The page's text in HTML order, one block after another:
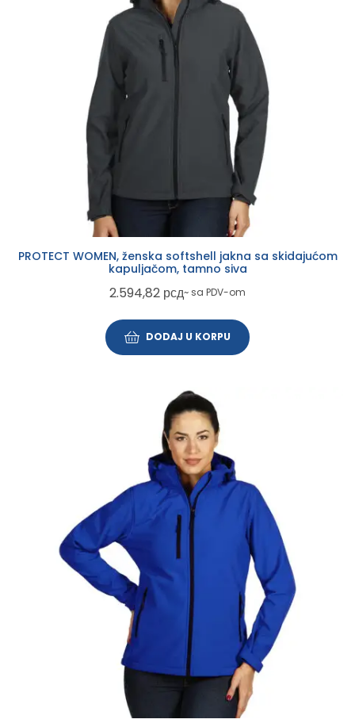
PROTECT WOMEN, ženska softshell jakna sa skidajućom
kapuljačom, tamno siva
2.594,82 рсд~ sa PDV-om
DODAJ U KORPU